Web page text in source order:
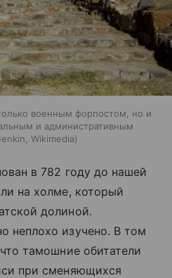
военным форпостом, но и
и административным
Wikimedia
в 782 году до нашей
на холме, который
долиной.
неплохо изучено. В том
тамошние обитатели
при сменяющихся